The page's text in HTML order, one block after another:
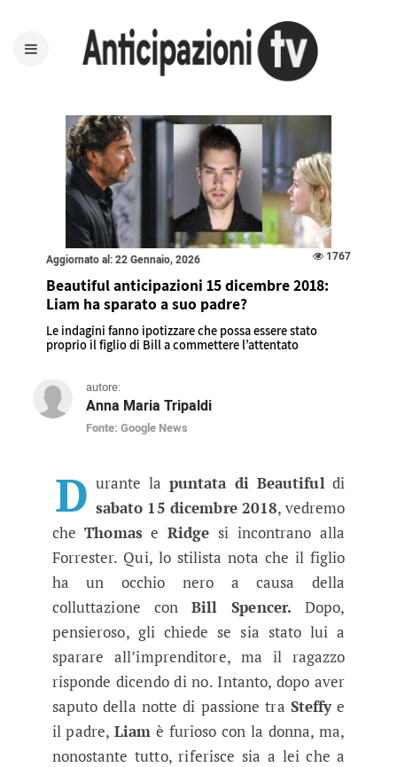
Aggiornato al: 22 Gennaio, 2026 1767
Beautiful anticipazioni 15 dicembre 2018:
Liam ha sparato a suo padre?
Le indagini fanno ipotizzare che possa essere stato
proprio il figlio di Bill a commettere l’attentato
autore:
Anna Maria Tripaldi
Fonte: Google News
Beautiful anticipazioni 15
D urante la puntata di Beautifuldi
sabato 15 dicembre 2018, vedremo
cheThomas e Ridge si incontrano alla
Forrester. Qui, lo stilista nota che il figlio
ha un occhio nero a causa della
colluttazione con Bill Spencer. Dopo,
pensieroso, gli chiede se sia stato lui a
sparare all’imprenditore, ma il ragazzo
risponde dicendo di no. Intanto, dopo aver
saputo della notte di passione tra Steffye
il padre, Liam è furioso con la donna, ma,
nonostante tutto, riferisce sia a lei che a